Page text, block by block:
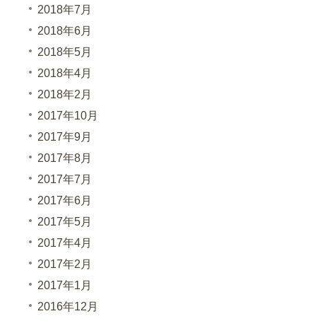
2018年7月
2018年6月
2018年5月
2018年4月
2018年2月
2017年10月
2017年9月
2017年8月
2017年7月
2017年6月
2017年5月
2017年4月
2017年2月
2017年1月
2016年12月